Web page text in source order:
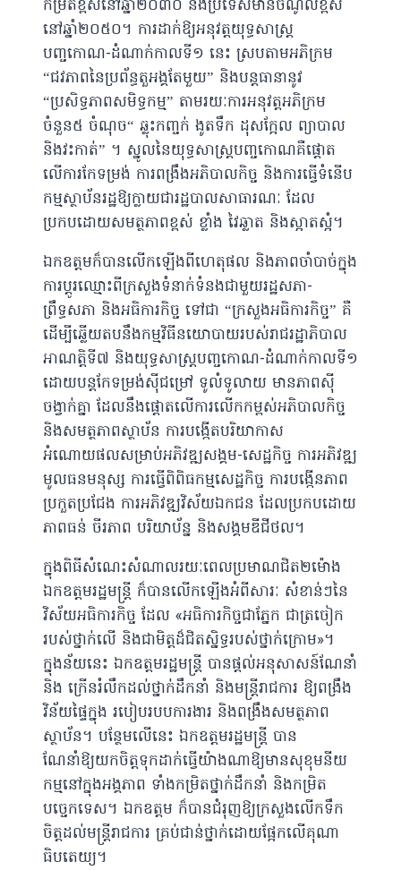
កម្រិតខ្ពស់នៅឆ្នាំ២០៣០ និងប្រទេសមានចំណូលខ្ពស់
នៅឆ្នាំ២០៥០។ ការដាក់ឱ្យអនុវត្តយុទ្ធសាស្រ្ត
បញ្ចកោណ-ដំណាក់កាលទី១ នេះ ស្របតាមអភិក្រម
“ជវភាពនៃប្រព័ន្ធតួអង្គតែមួយ” និងបន្តធានានូវ
“ប្រសិទ្ធភាពសមិទ្ធកម្ម” តាមរយៈការអនុវត្តអភិក្រម
ចំនួន៥ ចំណុច“ ឆ្លុះកញ្ចក់ ងូតទឹក ដុសក្អែល ព្យាបាល
និងវះកាត់” ។ ស្នូលនៃយុទ្ធសាស្ត្របញ្ចកោណគឺផ្ដោត
លើការកែទម្រង់ ការពង្រឹងអភិបាលកិច្ច និងការធ្វើទំនើប
កម្មស្ថាប័នរដ្ឋឱ្យក្លាយជារដ្ឋបាលសាធារណៈ ដែល
ប្រកបដោយសមត្ថភាពខ្ពស់ ខ្លាំង វៃឆ្លាត និងស្អាតស្អំ។
ឯកឧត្តមក៏បានលើកឡើងពីហេតុផល និងភាពចាំបាច់ក្នុង
ការប្តូរឈ្មោះពីក្រសួងទំនាក់ទំនងជាមួយរដ្ឋសភា-
ព្រឹទ្ធសភា និងអធិការកិច្ច ទៅជា “ក្រសួងអធិការកិច្ច” គឺ
ដើម្បីឆ្លើយតបនឹងកម្មវិធីនយោបាយរបស់រាជរដ្ឋាភិបាល
អាណត្តិទី៧ និងយុទ្ធសាស្រ្តបញ្ចកោណ-ដំណាក់កាលទី១
ដោយបន្តកែទម្រង់ស៊ីជម្រៅ ទូលំទូលាយ មានភាពស៊ី
ចង្វាក់គ្នា ដែលនឹងផ្តោតលើការលើកកម្ពស់អភិបាលកិច្ច
និងសមត្ថភាពស្ថាប័ន ការបង្កើតបរិយាកាស
អំណោយផលសម្រាប់អភិវឌ្ឍសង្គម-សេដ្ឋកិច្ច ការអភិវឌ្ឍ
មូលធនមនុស្ស ការធ្វើពិពិធកម្មសេដ្ឋកិច្ច ការបង្កើនភាព
ប្រកួតប្រជែង ការអភិវឌ្ឍវិស័យឯកជន ដែលប្រកបដោយ
ភាពធន់ ចីរភាព បរិយាប័ន្ន និងសង្គមឌីជីថល។
ក្នុងពិធីសំណេះសំណាលរយៈពេលប្រមាណជិត២ម៉ោង
ឯកឧត្តមរដ្ឋមន្រ្តី ក៏បានលើកឡើងអំពីសារៈ សំខាន់ៗនៃ
វិស័យអធិការកិច្ច ដែល «អធិការកិច្ចជាភ្នែក ជាត្រចៀក
របស់ថ្នាក់លើ និងជាមិត្តដ៏ជិតស្និទ្ធរបស់ថ្នាក់ក្រោម»។
ក្នុងន័យនេះ ឯកឧត្តមរដ្ឋមន្ត្រី បានផ្តល់អនុសាសន៍ណែនាំ
និង ក្រើនរំលឹកដល់ថ្នាក់ដឹកនាំ និងមន្ត្រីរាជការ ឱ្យពង្រឹង
វិន័យផ្ទៃក្នុង របៀបរបបការងារ និងពង្រឹងសមត្ថភាព
ស្ថាប័ន។ បន្ថែមលើនេះ ឯកឧត្តមរដ្ឋមន្រ្តី បាន
ណែនាំឱ្យយកចិត្តទុកដាក់ធ្វើយ៉ាងណាឱ្យមានសុខុមនីយ
កម្មនៅក្នុងអង្គភាព ទាំងកម្រិតថ្នាក់ដឹកនាំ និងកម្រិត
បច្ចេកទេស។ ឯកឧត្តម ក៏បានជំរុញឱ្យក្រសួងលើកទឹក
ចិត្តដល់មន្ត្រីរាជការ គ្រប់ជាន់ថ្នាក់ដោយផ្អែកលើគុណា
ធិបតេយ្យ។